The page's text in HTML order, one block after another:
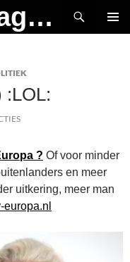
MAD Media Magazine
:LOL:
? Of voor minder
en meer
uitkering, meer man
europa.nl